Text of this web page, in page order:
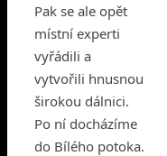
Pak se ale opět
místní experti
vyřádili a
vytvořili hnusnou
širokou dálnici.
Po ní docházíme
do Bílého potoka.